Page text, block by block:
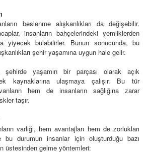
beslenme alışkanlıkları da değişebilir.
insanların bahçelerindeki yemliklerden
yiyecek bulabilirler. Bunun sonucunda, bu
şehir yaşamına uygun hale gelir.
şehirde yaşamın bir parçası olarak açık
kaynaklarına ulaşmaya çalışır. Bu tür
hem de insanların sağlığına zarar
taşır.
varlığı, hem avantajları hem de zorlukları
bu durumun insanlar için oluşturduğu bazı
üstesinden gelme yöntemleri: